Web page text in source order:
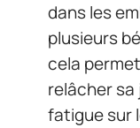
dans les
plusieurs
cela
relâcher sa
fatigue sur